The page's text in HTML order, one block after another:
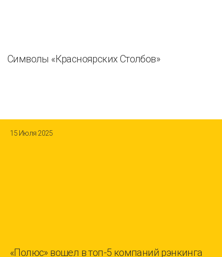
Символы «Красноярских Столбов»
15 Июля 2025
«Полюс» вошел в топ-5 компаний рэнкинга